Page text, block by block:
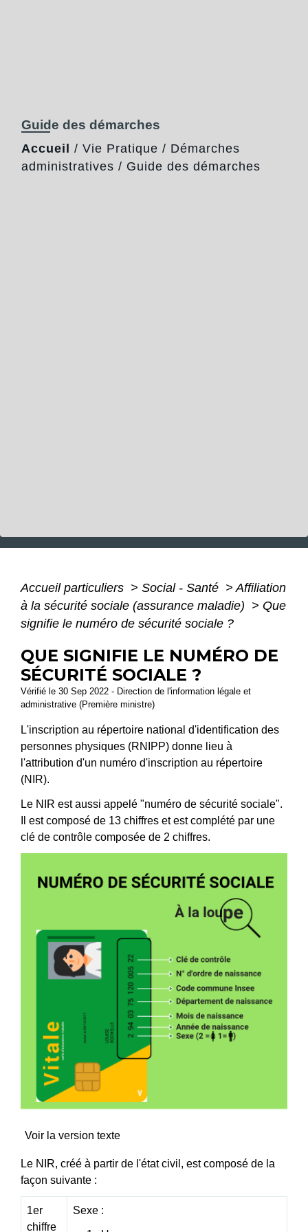
Guide des démarches
Accueil / Vie Pratique / Démarches
administratives / Guide des démarches
Accueil particuliers > Social - Santé > Affiliation
à la sécurité sociale (assurance maladie) > Que
signifie le numéro de sécurité sociale ?
QUE SIGNIFIE LE NUMÉRO DE
SÉCURITÉ SOCIALE ?
Vérifié le 30 Sep 2022 - Direction de l'information légale et
administrative (Première ministre)
L'inscription au répertoire national d'identification des
personnes physiques (RNIPP) donne lieu à
l'attribution d'un numéro d'inscription au répertoire
(NIR).
Le NIR est aussi appelé "numéro de sécurité sociale".
Il est composé de 13 chiffres et est complété par une
clé de contrôle composée de 2 chiffres.
Voir la version texte
Le NIR, créé à partir de l'état civil, est composé de la
façon suivante :
1er
chiffre
Sexe :